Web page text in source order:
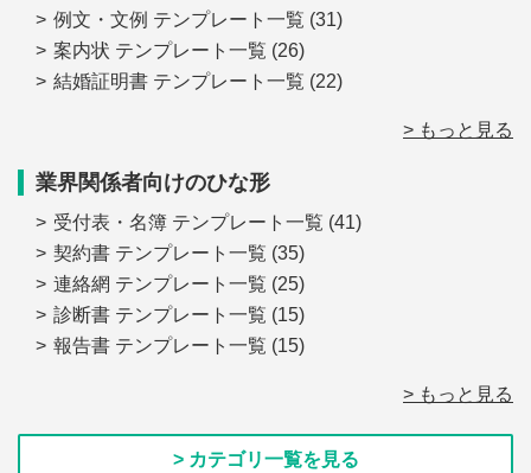
例文・文例 テンプレート一覧 (31)
案内状 テンプレート一覧 (26)
結婚証明書 テンプレート一覧 (22)
> もっと見る
業界関係者向けのひな形
受付表・名簿 テンプレート一覧 (41)
契約書 テンプレート一覧 (35)
連絡網 テンプレート一覧 (25)
診断書 テンプレート一覧 (15)
報告書 テンプレート一覧 (15)
> もっと見る
> カテゴリ一覧を見る